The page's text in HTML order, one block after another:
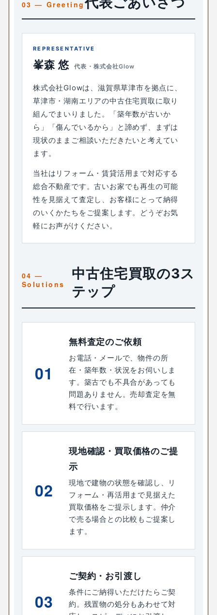
REPRESENTATIVE
峯森 悠 代表・株式会社Glow
株式会社Glowは、滋賀県草津市を拠点に、
草津市・湖南エリアの中古住宅買取に取り
組んでまいりました。「築年数が古いか
ら」「傷んでいるから」と諦めず、まずは
現状のままご相談いただきたいと考えてい
ます。
当社はリフォーム・賃貸活用まで対応する
総合不動産です。古いお家でも再生の可能
性を見据えて査定し、お客様にとって納得
のいくかたちをご提案します。どうぞお気
軽にお声がけください。
中古住宅買取の3ス
テップ
01
無料査定のご依頼
お電話・メールで、物件の所
在・築年数・状況をお伺いしま
す。築古でも不具合があっても
問題ありません。売却査定を無
料で行います。
02
現地確認・買取価格のご提
示
現地で建物の状態を確認し、リ
フォーム・再活用まで見据えた
買取価格をご提示します。仲介
で売る場合との比較もご提案し
ます。
03
ご契約・お引渡し
条件にご納得いただけたらご契
約。残置物の処分もあわせて対